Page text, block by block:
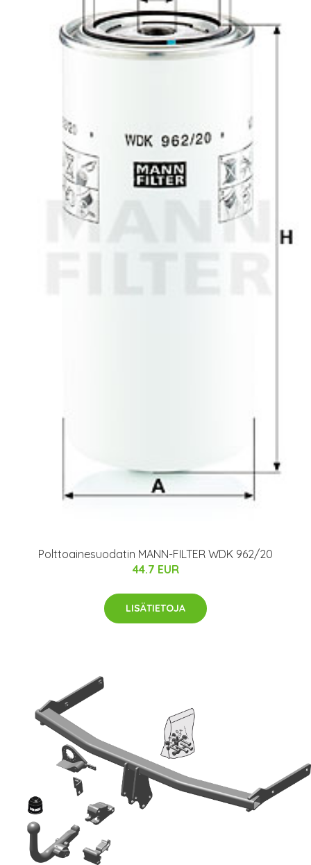
Polttoainesuodatin MANN-FILTER WDK 962/20
44.7 EUR
LISÄTIETOJA